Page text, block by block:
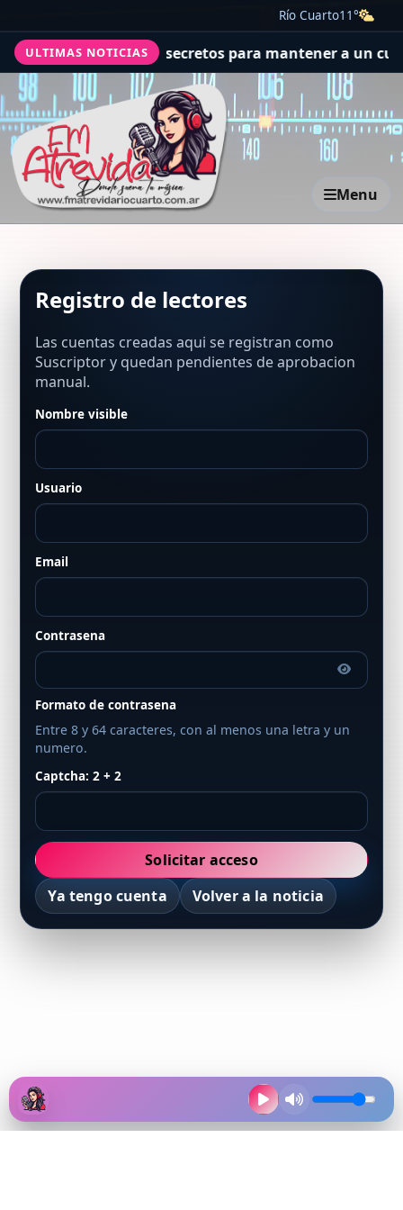
Río Cuarto11°
ULTIMAS NOTICIAS
a la Argentina: los secretos para mantener a un
Menu
Registro de lectores
Las cuentas creadas aqui se registran como
Suscriptor y quedan pendientes de aprobacion
manual.
Nombre visible
Usuario
Email
Contrasena
Formato de contrasena
Entre 8 y 64 caracteres, con al menos una letra y un
numero.
Captcha: 2 + 2
Solicitar acceso
Ya tengo cuenta
Volver a la noticia